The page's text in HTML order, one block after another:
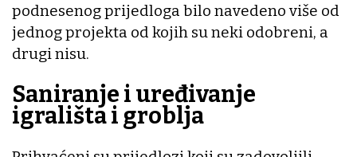
podnesenog prijedloga bilo navedeno više od
jednog projekta od kojih su neki odobreni, a
drugi nisu.
Saniranje i uređivanje
igrališta i groblja